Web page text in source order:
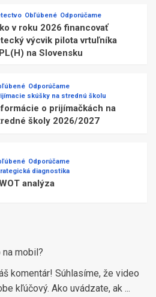
Obľúbené Odporúčame
v roku 2026 financovať
výcvik pilota vrtuľníka
na Slovensku
Odporúčame
skúšky na strednú školu
o prijímačkách na
školy 2026/2027
Odporúčame
diagnostika
analýza
mobil?
komentár! Súhlasíme, že video
kľúčový. Ako uvádzate, ak ...